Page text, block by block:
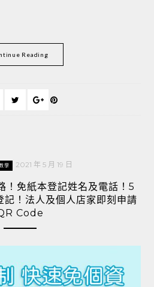
Reading
學 2021 年 5 月 19 日
！免紙本登記姓名及電話！5
記！法人及個人店家即刻申請
Code